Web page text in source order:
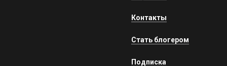
Контакты
Стать блогером
Подписка